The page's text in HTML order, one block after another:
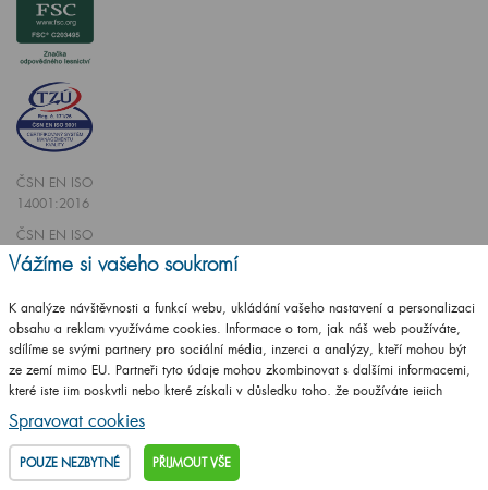
ČSN EN ISO
14001:2016
ČSN EN ISO
9001:2016
CZECHGROUP.cz
© 2009 - 2025 Koupelnový nábytek Dřevojas v. d.,
Vážíme si vašeho soukromí
K analýze návštěvnosti a funkcí webu, ukládání vašeho nastavení a personalizaci
obsahu a reklam využíváme cookies. Informace o tom, jak náš web používáte,
sdílíme se svými partnery pro sociální média, inzerci a analýzy, kteří mohou být
ze zemí mimo EU. Partneři tyto údaje mohou zkombinovat s dalšími informacemi,
které jste jim poskytli nebo které získali v důsledku toho, že používáte jejich
služby.
Podrobné informace
Spravovat cookies
POUZE NEZBYTNÉ PŘIJMOUT VŠE